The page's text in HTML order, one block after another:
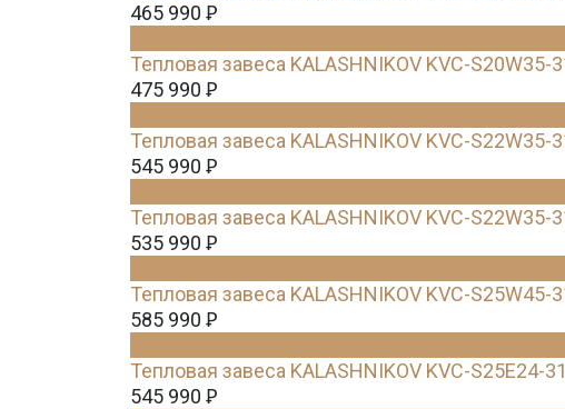
465 990 Ꝑ
Тепловая завеса KALASHNIKOV KVC-S20W35-
475 990 Ꝑ
Тепловая завеса KALASHNIKOV KVC-S22W35-
545 990 Ꝑ
Тепловая завеса KALASHNIKOV KVC-S22W35-
535 990 Ꝑ
Тепловая завеса KALASHNIKOV KVC-S25W45-
585 990 Ꝑ
Тепловая завеса KALASHNIKOV KVC-S25E24-
545 990 Ꝑ